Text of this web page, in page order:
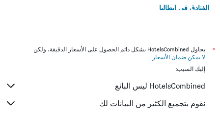
الفنادق في إيطاليا
*
يحاول HotelsCombined بشكل دائم الحصول على الأسعار الدقيقة، ولكن
لا يمكن ضمان الأسعار .
إليك السبب:
HotelsCombined ليس البائع
نقوم بتجميع الكثير من البيانات لك